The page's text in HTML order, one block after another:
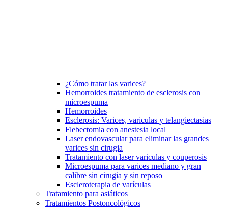
¿Cómo tratar las varices?
Hemorroides tratamiento de esclerosis con
microespuma
Hemorroides
Esclerosis: Varices, variculas y telangiectasias
Flebectomia con anestesia local
Laser endovascular para eliminar las grandes
varices sin cirugia
Tratamiento con laser variculas y couperosis
Microespuma para varices mediano y gran
calibre sin cirugia y sin reposo
Escleroterapia de varículas
Tratamiento para asiáticos
Tratamientos Postoncológicos